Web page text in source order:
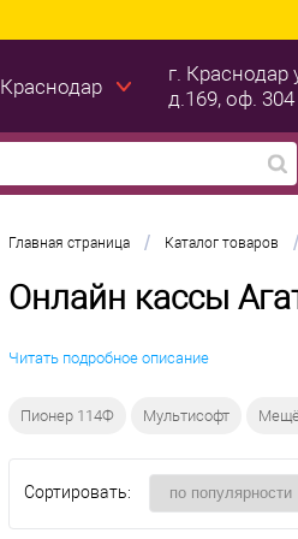
Краснодар
г. Краснодар
д.169, оф. 304
Главная страница / Каталог товаров /
Онлайн кассы
Читать подробное описание
Пионер 114Ф Мультисофт
Сортировать: